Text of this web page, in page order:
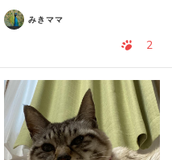
みきママ
2